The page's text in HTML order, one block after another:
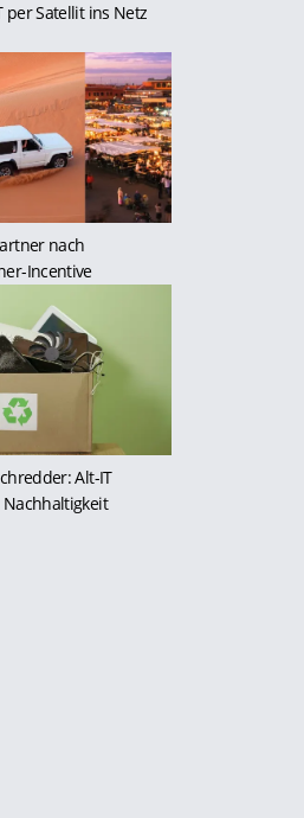
per Satellit ins Netz
nach
Incentive
Alt-IT
Nachhaltigkeit